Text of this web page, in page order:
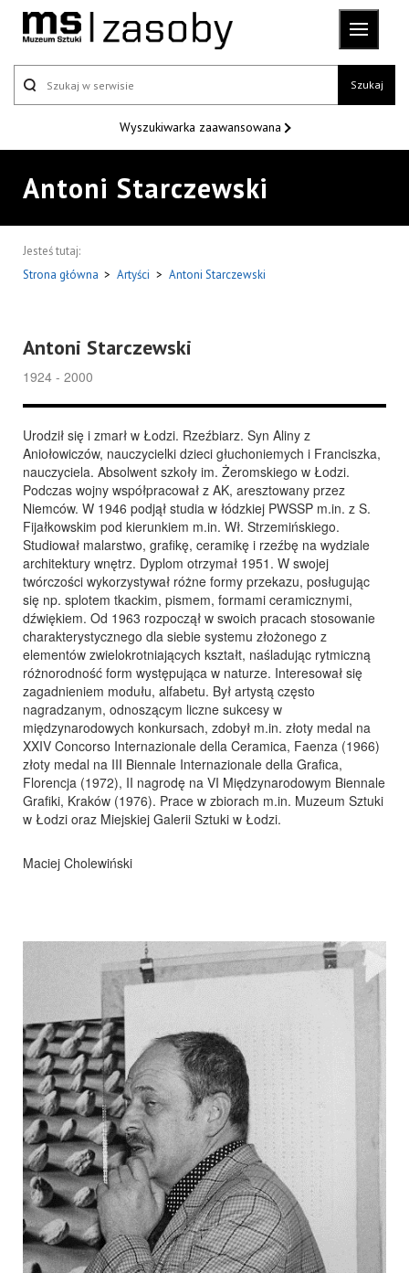
Szukaj
Wyszukiwarka zaawansowana
Antoni Starczewski
Jesteś tutaj:
Strona główna > Artyści > Antoni Starczewski
Antoni Starczewski
1924 - 2000
Urodził się i zmarł w Łodzi. Rzeźbiarz. Syn Aliny z
Aniołowiczów, nauczycielki dzieci głuchoniemych i Franciszka,
nauczyciela. Absolwent szkoły im. Żeromskiego w Łodzi.
Podczas wojny współpracował z AK, aresztowany przez
Niemców. W 1946 podjął studia w łódzkiej PWSSP m.in. z S.
Fijałkowskim pod kierunkiem m.in. Wł. Strzemińskiego.
Studiował malarstwo, grafikę, ceramikę i rzeźbę na wydziale
architektury wnętrz. Dyplom otrzymał 1951. W swojej
twórczości wykorzystywał różne formy przekazu, posługując
się np. splotem tkackim, pismem, formami ceramicznymi,
dźwiękiem. Od 1963 rozpoczął w swoich pracach stosowanie
charakterystycznego dla siebie systemu złożonego z
elementów zwielokrotniających kształt, naśladując rytmiczną
różnorodność form występująca w naturze. Interesował się
zagadnieniem modułu, alfabetu. Był artystą często
nagradzanym, odnoszącym liczne sukcesy w
międzynarodowych konkursach, zdobył m.in. złoty medal na
XXIV Concorso Internazionale della Ceramica, Faenza (1966)
złoty medal na III Biennale Internazionale della Grafica,
Florencja (1972), II nagrodę na VI Międzynarodowym Biennale
Grafiki, Kraków (1976). Prace w zbiorach m.in. Muzeum Sztuki
w Łodzi oraz Miejskiej Galerii Sztuki w Łodzi.
Maciej Cholewiński